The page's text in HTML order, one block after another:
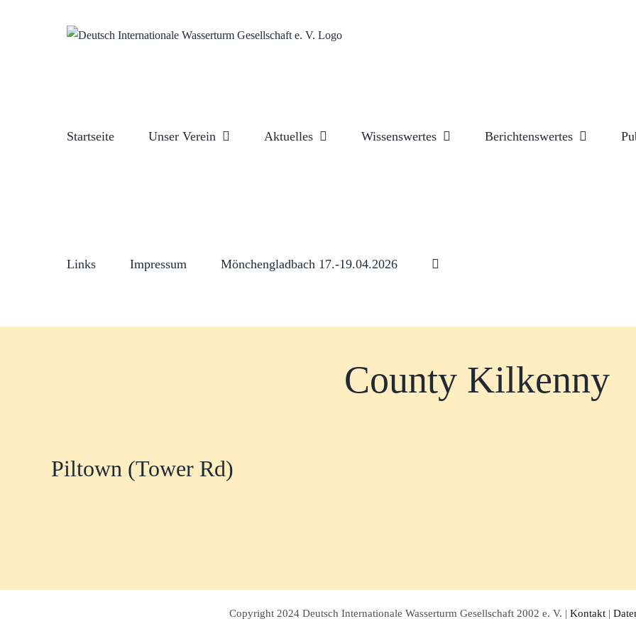
Startseite Unser Verein Aktuelles Wissenswertes Berichtenswertes
Links Impressum Mönchengladbach 17.-19.04.2026
County Kilkenny
Piltown (Tower Rd)
Copyright 2024 Deutsch Internationale Wasserturm Gesellschaft 2002 e. V. | Kontakt |